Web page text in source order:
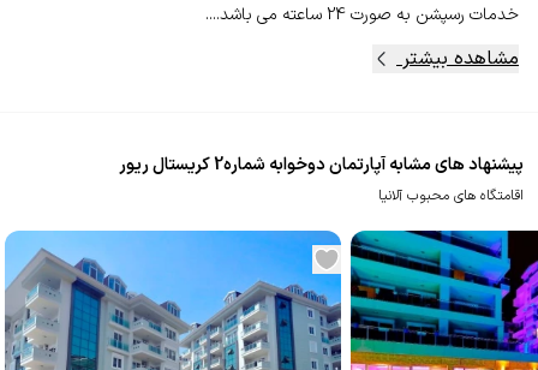
خدمات رسپشن به صورت 24 ساعته می باشد....
مشاهده بیشتر
پیشنهاد های مشابه آپارتمان دوخوابه شماره2 کریستال ریور
اقامتگاه های محبوب آلانیا